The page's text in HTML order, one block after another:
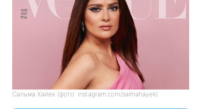
Сальма Хайек (фото: instagram.com/salmahayek)